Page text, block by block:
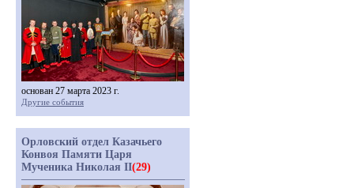
основан 27 марта 2023 г.
Другие события
Орловский отдел Казачьего
Конвоя Памяти Царя
Мученика Николая II(29)